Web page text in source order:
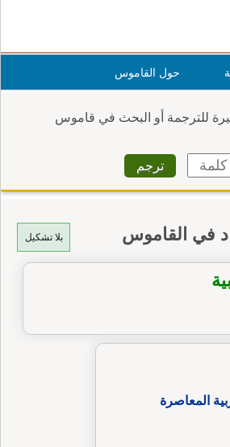
حول القاموس
للترجمة أو البحث في قاموس
بلا تشكيل في القاموس
المعاصرة